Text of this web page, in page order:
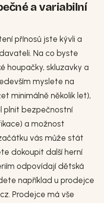
a variabilní
přínosů jste kývli a
Na co byste
houpačky, skluzavky a
myslete na
minimálně několik let),
plnit bezpečnostní
a možnost
vás může stát
dokoupit další herní
odpovídají dětská
například u prodejce
Prodejce má vše